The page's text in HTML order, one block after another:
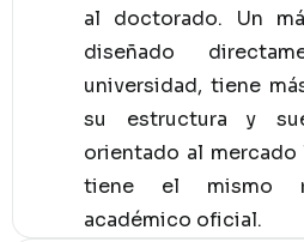
al doctorado. Un
diseñado
universidad, tiene
su estructura y
orientado al mercado
tiene el mismo
académico oficial.